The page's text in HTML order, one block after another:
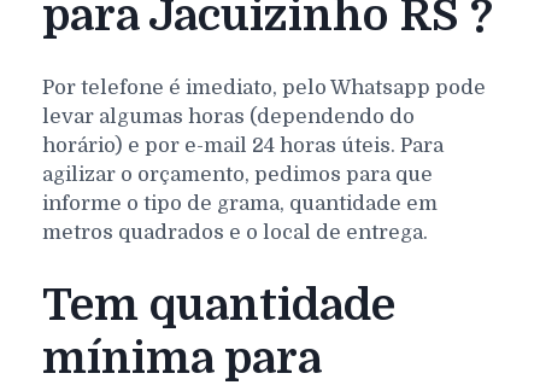
para Jacuizinho RS ?
Por telefone é imediato, pelo Whatsapp pode
levar algumas horas (dependendo do
horário) e por e-mail 24 horas úteis. Para
agilizar o orçamento, pedimos para que
informe o tipo de grama, quantidade em
metros quadrados e o local de entrega.
Tem quantidade
mínima para